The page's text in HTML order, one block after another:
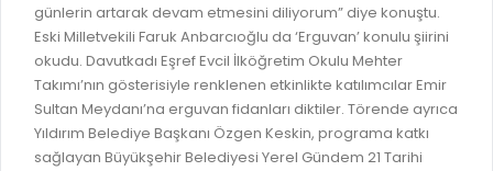
KESİN HESAPLAR
GELİR TARİFESİ
İMAR PLANI DEĞİŞİKLİKLERİ
UKOME TOPLANTILARI
İHALE İLANLARI
DOĞRUDAN TEMİN İLANLARI
EVRAK TAKİBİ
MEZARLIK BİLGİ SİSTEMİ
günlerin artarak devam etmesini diliyorum” diye konuştu.
Eski Milletvekili Faruk Anbarcıoğlu da ‘Erguvan’ konulu şiirini
okudu. Davutkadı Eşref Evcil İlköğretim Okulu Mehter
Takımı’nın gösterisiyle renklenen etkinlikte katılımcılar Emir
Sultan Meydanı’na erguvan fidanları diktiler. Törende ayrıca
Yıldırım Belediye Başkanı Özgen Keskin, programa katkı
sağlayan Büyükşehir Belediyesi Yerel Gündem 21 Tarihi